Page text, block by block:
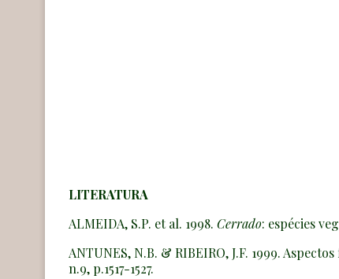
LITERATURA
ALMEIDA, S.P. et al. 1998. Cerrado: espécies
ANTUNES, N.B. & RIBEIRO, J.F. 1999.
n.9, p.1517-1527.